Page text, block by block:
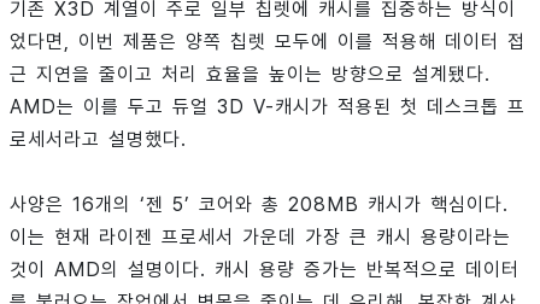
기존 X3D 계열이 주로 일부 칩렛에 캐시를 집중하는 방식이
었다면, 이번 제품은 양쪽 칩렛 모두에 이를 적용해 데이터 접
근 지연을 줄이고 처리 효율을 높이는 방향으로 설계됐다.
AMD는 이를 두고 듀얼 3D V-캐시가 적용된 첫 데스크톱 프
로세서라고 설명했다.
사양은 16개의 ‘젠 5’ 코어와 총 208MB 캐시가 핵심이다.
이는 현재 라이젠 프로세서 가운데 가장 큰 캐시 용량이라는
것이 AMD의 설명이다. 캐시 용량 증가는 반복적으로 데이터